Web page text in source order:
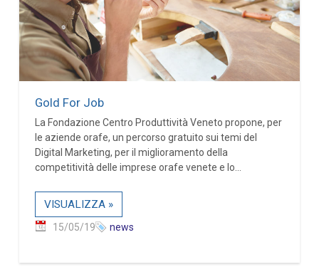
Gold For Job
La Fondazione Centro Produttività Veneto propone, per
le aziende orafe, un percorso gratuito sui temi del
Digital Marketing, per il miglioramento della
competitività delle imprese orafe venete e lo...
VISUALIZZA »
15/05/19 news